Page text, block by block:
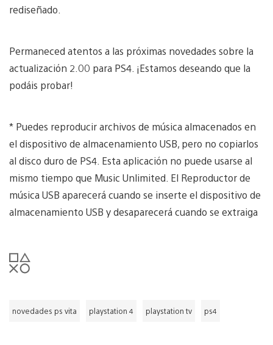
rediseñado.
Permaneced atentos a las próximas novedades sobre la
actualización 2.00 para PS4. ¡Estamos deseando que la
podáis probar!
* Puedes reproducir archivos de música almacenados en
el dispositivo de almacenamiento USB, pero no copiarlos
al disco duro de PS4. Esta aplicación no puede usarse al
mismo tiempo que Music Unlimited. El Reproductor de
música USB aparecerá cuando se inserte el dispositivo de
almacenamiento USB y desaparecerá cuando se extraiga
novedades ps vita playstation 4 playstation tv ps4